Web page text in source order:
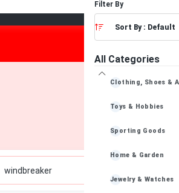
Filter By
Sort By : Default
All Categories
Clothing, Shoes &
Toys & Hobbies
Sporting Goods
Home & Garden
Jewelry & Watches